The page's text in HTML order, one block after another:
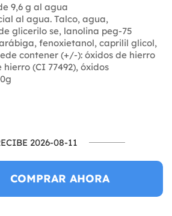
9,6 g al agua
al agua. Talco, agua,
glicerilo se, lanolina peg-75
fenoxietanol, caprilil glicol,
contener (+/-): óxidos de hierro
hierro (CI 77492), óxidos
2026-08-11
COMPRAR AHORA